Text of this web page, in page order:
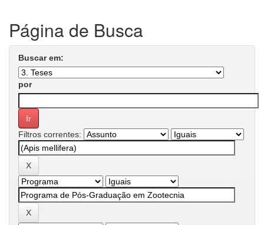
Página de Busca
Buscar em:
por
Filtros correntes: